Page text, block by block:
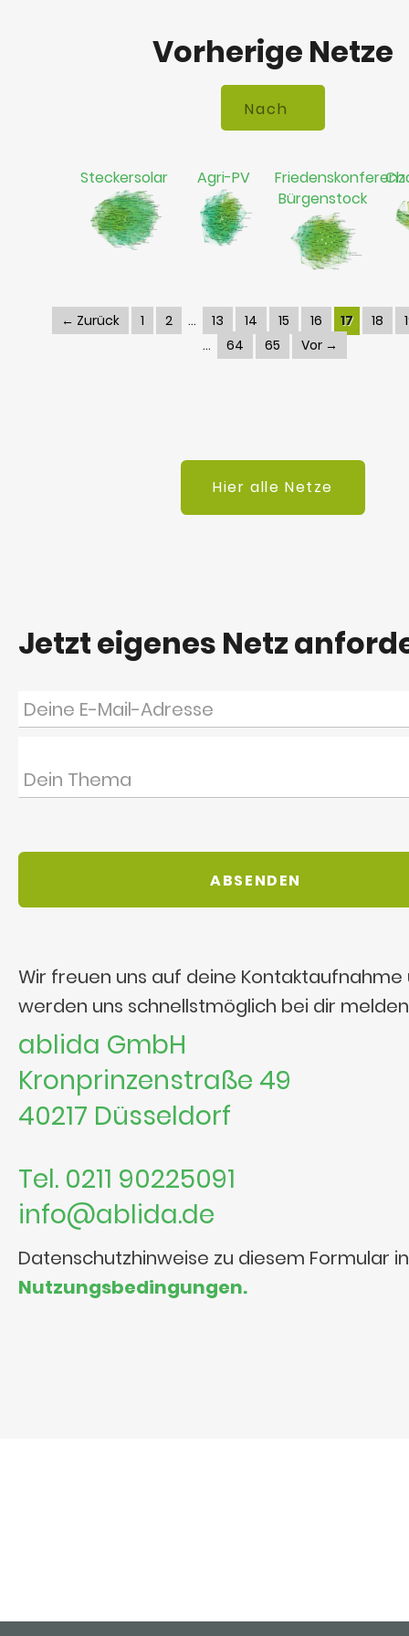
Vorherige Netze
Steckersolar Agri-PV
Friedenskonferenz
Bürgenstock
← Zurück 1 2 13 14 15 16 17 18
64
65 Vor →
Hier alle Netze
Jetzt eigenes Netz
Wir freuen uns auf deine Kontaktaufnahme
werden uns schnellstmöglich bei dir
ablida GmbH
Kronprinzenstraße 49
40217 Düsseldorf
Tel. 0211 90225091
info@ablida.de
Datenschutzhinweise zu diesem Formular
Nutzungsbedingungen.